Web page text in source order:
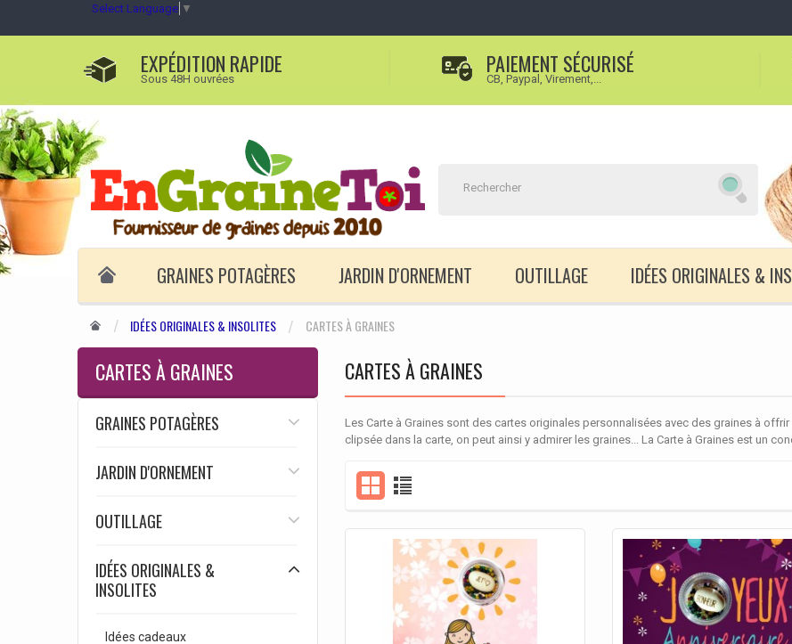
Select Language ▼
EXPÉDITION RAPIDE
Sous 48H ouvrées
PAIEMENT SÉCURISÉ
CB, Paypal, Virement,...
GRAINES POTAGÈRES JARDIN D'ORNEMENT OUTILLAGE IDÉES ORIGINALES &
IDÉES ORIGINALES & INSOLITES CARTES À GRAINES
CARTES À GRAINES
GRAINES POTAGÈRES
JARDIN D'ORNEMENT
OUTILLAGE
IDÉES ORIGINALES &
INSOLITES
Idées cadeaux
CARTES À GRAINES
Les Carte à Graines sont des cartes originales personnalisées avec des graines à
clipsée dans la carte, on peut ainsi y admirer les graines... La Carte à Graines est un